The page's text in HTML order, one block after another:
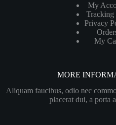
My
Tracking
Privacy
My
MORE
Aliquam faucibus, odio nec
placerat dui, a porta